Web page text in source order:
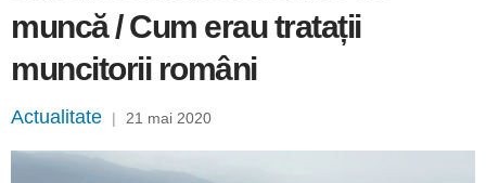
muncă / Cum erau tratații
muncitorii români
Actualitate | 21 mai 2020